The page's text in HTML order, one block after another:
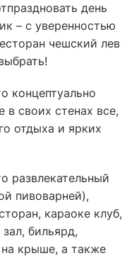
день
– с уверенностью
чешский лев
концептуально
в своих стенах все,
отдыха и ярких
развлекательный
пивоварней),
караоке клуб,
бильярд,
крыше, а также